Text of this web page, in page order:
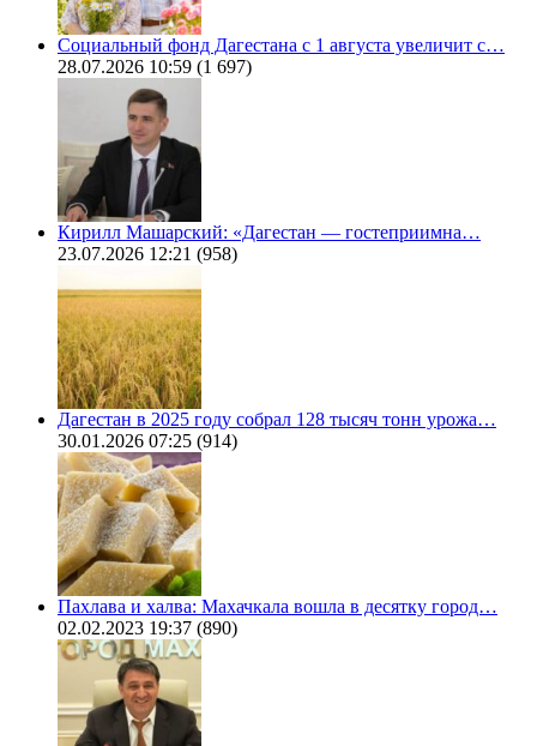
Социальный фонд Дагестана с 1 августа увеличит с…
28.07.2026 10:59 (1 697)
Кирилл Машарский: «Дагестан — гостеприимна…
23.07.2026 12:21 (958)
Дагестан в 2025 году собрал 128 тысяч тонн урожа…
30.01.2026 07:25 (914)
Пахлава и халва: Махачкала вошла в десятку город…
02.02.2023 19:37 (890)